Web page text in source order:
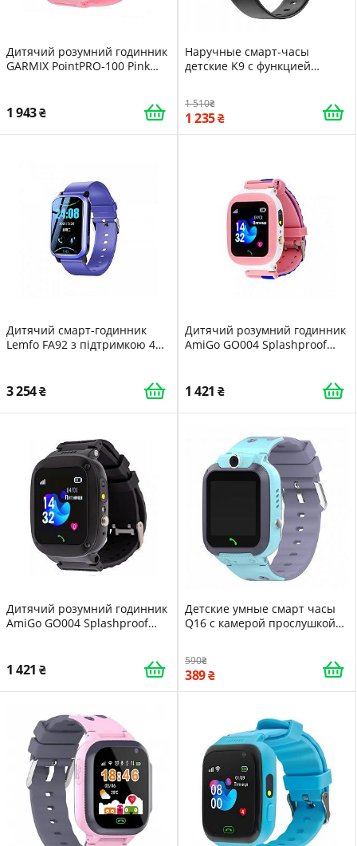
Дитячий розумний годинник
GARMIX PointPRO-100 Pink
1 943
Наручные смарт-часы
детские K9 с функцией
1 510
1 235
Дитячий смарт-годинник
Lemfo FA92 з підтримкою 4G і
3 254
Дитячий розумний годинник
AmiGo GO004 Splashproof
1 421
Дитячий розумний годинник
AmiGo GO004 Splashproof
1 421
Детские умные смарт часы
Q16 с камерой прослушкой
590
389